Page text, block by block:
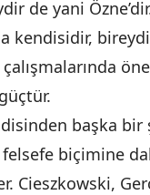
de yani
başka bir
biçimine